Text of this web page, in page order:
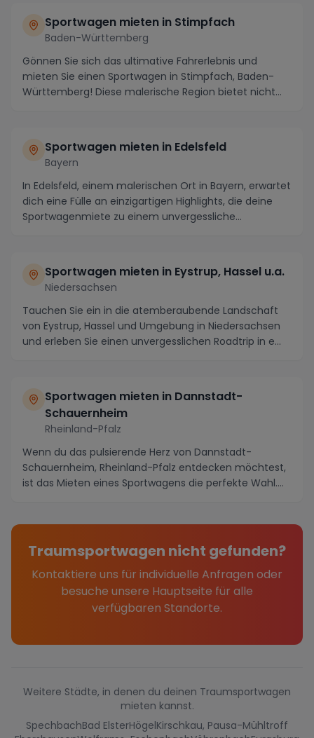
Sportwagen mieten in Stimpfach
Baden-Württemberg
Gönnen Sie sich das ultimative Fahrerlebnis und
mieten Sie einen Sportwagen in Stimpfach, Baden-
Württemberg! Diese malerische Region bietet nicht
Sportwagen mieten in Edelsfeld
Bayern
In Edelsfeld, einem malerischen Ort in Bayern, erwartet
dich eine Fülle an einzigartigen Highlights, die deine
Sportwagenmiete zu einem unvergessliche...
Sportwagen mieten in Eystrup, Hassel u.a.
Niedersachsen
Tauchen Sie ein in die atemberaubende Landschaft
von Eystrup, Hassel und Umgebung in Niedersachsen
und erleben Sie einen unvergesslichen Roadtrip in e...
Sportwagen mieten in Dannstadt-
Schauernheim
Rheinland-Pfalz
Wenn du das pulsierende Herz von Dannstadt-
Schauernheim, Rheinland-Pfalz entdecken möchtest,
ist das Mieten eines Sportwagens die perfekte Wahl.
Traumsportwagen nicht gefunden?
Kontaktiere uns für individuelle Anfragen oder
besuche unsere Hauptseite für alle
verfügbaren Standorte.
Weitere Städte, in denen du deinen Traumsportwagen
mieten kannst.
SpechbachBad ElsterHögelKirschkau, Pausa-Mühltroff